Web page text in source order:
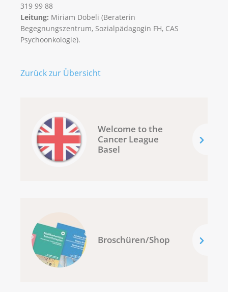
319 99 88
Leitung: Miriam Döbeli (Beraterin
Begegnungszentrum, Sozialpädagogin FH, CAS
Psychoonkologie).
Zurück zur Übersicht
Welcome to the
Cancer League
Basel
Broschüren/Shop